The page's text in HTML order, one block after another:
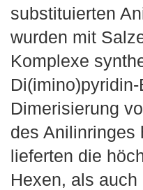
substituierten
wurden mit
Komplexe
Dimerisierung
des Anilinringes
lieferten die
Hexen, als